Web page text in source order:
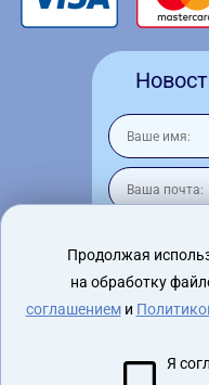
Я согласен
Продолжая
на обработку
соглашениеми
Я